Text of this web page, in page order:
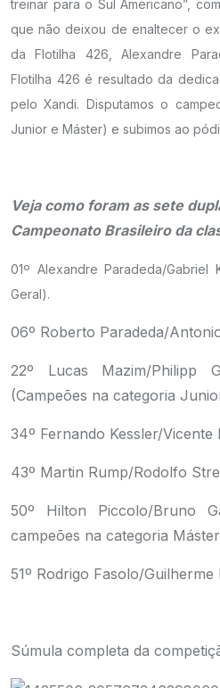
treinar para o Sul Americano”,
que não deixou de enaltecer o
da Flotilha 426, Alexandre
Flotilha 426 é resultado da
pelo Xandi. Disputamos o
Junior e Máster) e subimos ao
Veja como foram as sete
Campeonato Brasileiro da
01º Alexandre Paradeda/
Geral).
06º Roberto Paradeda/
22º Lucas Mazim/Philipp
(Campeões na categoria
34º Fernando Kessler/Vicente
43º Martin Rump/Rodolfo
50º Hilton Piccolo/Bruno
campeões na categoria
51º Rodrigo Fasolo/Guilherme
Súmula completa da